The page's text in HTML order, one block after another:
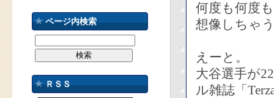
ページ内検索
ＲＳＳ
何度も何度
想像しちゃ
えーと。
大谷選手が
ル雑誌「